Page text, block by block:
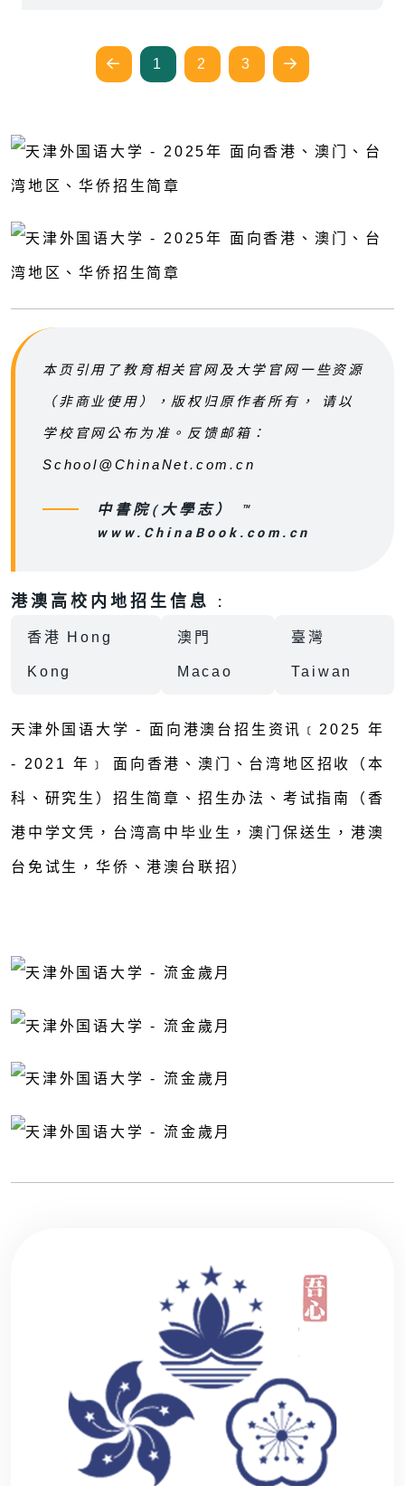
1 2 3
本页引用了教育相关官网及大学官网一些资源
（非商业使用），版权归原作者所有， 请以
学校官网公布为准。反馈邮箱：
School@ChinaNet.com.cn
中書院(大學志） ™
www.ChinaBook.com.cn
港澳高校内地招生信息 :
香港 Hong
Kong
澳門
Macao
臺灣
Taiwan
天津外国语大学 - 面向港澳台招生资讯﹝2025 年
- 2021 年﹞ 面向香港、澳门、台湾地区招收（本
科、研究生）招生简章、招生办法、考试指南（香
港中学文凭，台湾高中毕业生，澳门保送生，港澳
台免试生，华侨、港澳台联招）